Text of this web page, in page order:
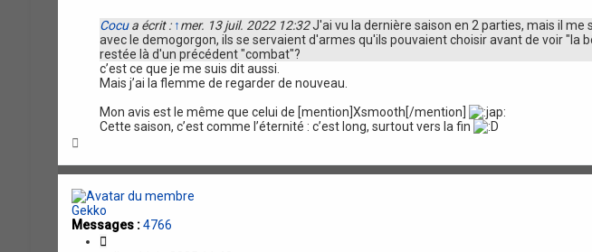
t
i
o
n
Cocua écrit : ↑mer. 13 juil. 2022 12:32J'ai vu la dernière saison en 2 parties, mais il
avec le demogorgon, ils se servaient d'armes qu'ils pouvaient choisir avant de voir "la
restée là d'un précédent "combat"?
c’est ce que je me suis dit aussi.
Mais j’ai la flemme de regarder de nouveau.
Mon avis est le même que celui de [mention]Xsmooth[/mention]
Cette saison, c’est comme l’éternité : c’est long, surtout vers la fin
H
u
Gekko
Messages : 4766
C